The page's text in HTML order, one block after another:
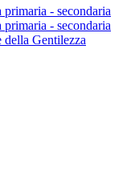
- secondaria
- secondaria
Gentilezza